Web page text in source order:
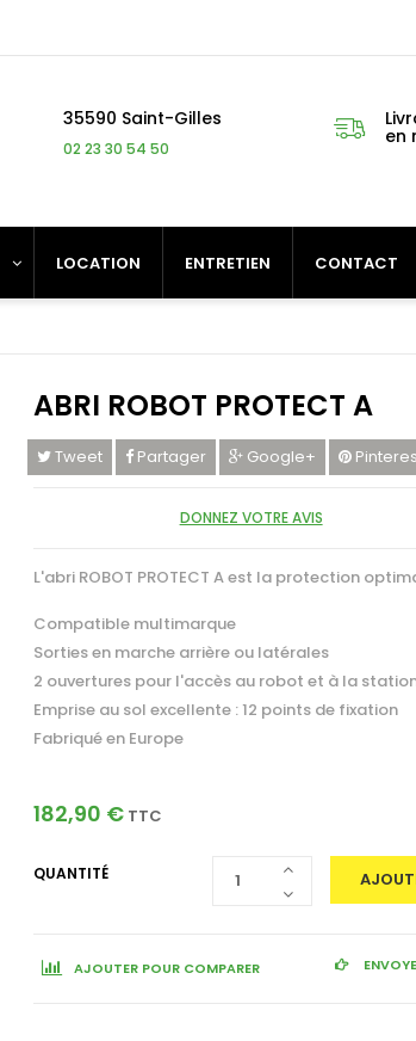
35590 Saint-Gilles
02 23 30 54 50
en
LOCATION ENTRETIEN CONTACT
ABRI ROBOT PROTECT A
Tweet Partager Google+
DONNEZ VOTRE AVIS
L'abri ROBOT PROTECT Aest la protection
Compatible multimarque
Sorties en marche arrière ou latérales
2 ouvertures pour l'accès au robot et à la
Emprise au sol excellente : 12 points de fixation
Fabriqué en Europe
182,90 € TTC
QUANTITÉ
AJOUTER POUR COMPARER